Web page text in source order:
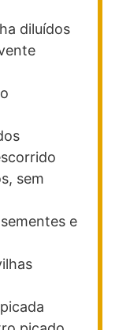
diluídos
sem
e